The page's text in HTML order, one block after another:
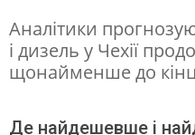
п
а
Аналітики
і дизель у Чехії
щонайменше до
Де найдешевше і